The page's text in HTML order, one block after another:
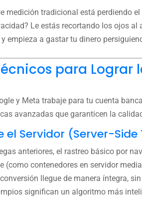
medición tradicional está perdiendo
Le estás recortando los ojos
empieza a gastar tu dinero
para Lograr
y Meta trabaje para tu cuenta
avanzadas que garanticen la
el Servidor (Server-
anteriores, el rastreo básico por
(como contenedores en servidor
llegue de manera íntegra,
significan un algoritmo más